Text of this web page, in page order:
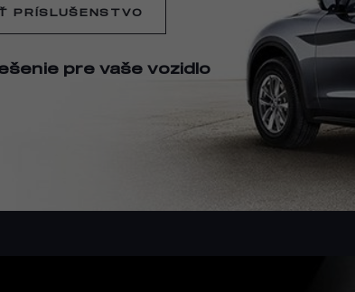
PRÍSLUŠENSTVO
pre vaše vozidlo